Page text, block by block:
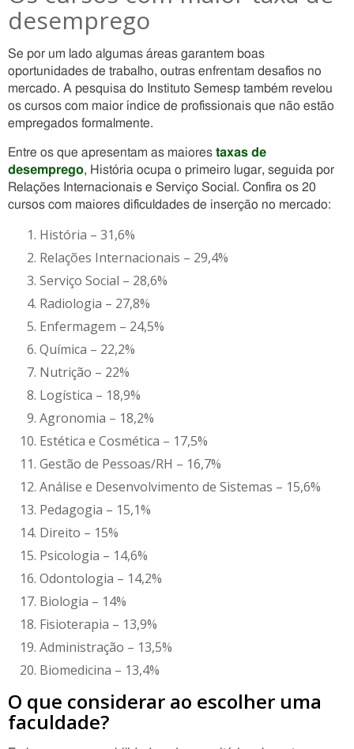
desemprego
Se por um lado algumas áreas garantem boas
oportunidades de trabalho, outras enfrentam desafios no
mercado. A pesquisa do Instituto Semesp também revelou
os cursos com maior índice de profissionais que não estão
empregados formalmente.
Entre os que apresentam as maiores taxas de
desemprego, História ocupa o primeiro lugar, seguida por
Relações Internacionais e Serviço Social. Confira os 20
cursos com maiores dificuldades de inserção no mercado:
História – 31,6%
Relações Internacionais – 29,4%
Serviço Social – 28,6%
Radiologia – 27,8%
Enfermagem – 24,5%
Química – 22,2%
Nutrição – 22%
Logística – 18,9%
Agronomia – 18,2%
Estética e Cosmética – 17,5%
Gestão de Pessoas/RH – 16,7%
Análise e Desenvolvimento de Sistemas – 15,6%
Pedagogia – 15,1%
Direito – 15%
Psicologia – 14,6%
Odontologia – 14,2%
Biologia – 14%
Fisioterapia – 13,9%
Administração – 13,5%
Biomedicina – 13,4%
O que considerar ao escolher uma
faculdade?